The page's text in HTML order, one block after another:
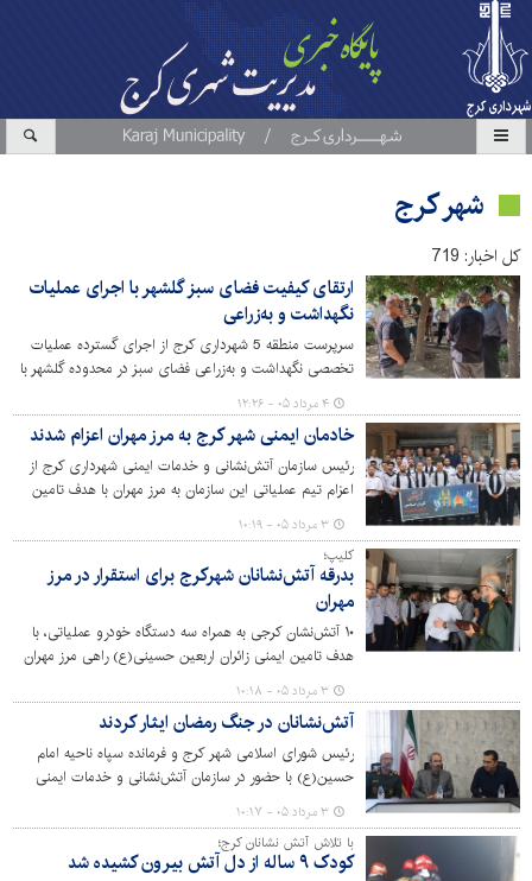
شهر کرج
کل اخبار: 719
ارتقای کیفیت فضای سبز گلشهر با اجرای عملیات
نگهداشت و به‌زراعی
سرپرست منطقه 5 شهرداری کرج از اجرای گسترده عملیات
تخصصی نگهداشت و به‌زراعی فضای سبز در محدوده گلشهر با
هدف ارتقای کیفیت محیط شهری و حفظ شادابی پوشش
گیاهی خبر داد.
۴ مرداد ۰۵ - ۱۲:۲۶
خادمان ایمنی شهر کرج به مرز مهران اعزام شدند
رئیس سازمان آتش‌نشانی و خدمات ایمنی شهرداری کرج از
اعزام تیم عملیاتی این سازمان به مرز مهران با هدف تامین
ایمنی زائران اربعین حسینی خبر داد.
۳ مرداد ۰۵ - ۱۰:۱۹
کلیپ؛
بدرقه آتش‌نشانان شهرکرج برای استقرار در مرز
مهران
۱۰ آتش‌نشان کرجی به همراه سه دستگاه خودرو عملیاتی، با
هدف تامین ایمنی زائران اربعین حسینی(ع) راهی مرز مهران
شدند. ۳ مرداد ۰۵ - ۱۰:۱۸
آتش‌نشانان در جنگ رمضان ایثار کردند
رئیس شورای اسلامی شهر کرج و فرمانده سپاه ناحیه امام
حسین(ع) با حضور در سازمان آتش‌نشانی و خدمات ایمنی
شهرداری کرج، از تلاش‌ها، ایثار و خدمات آتش‌نشانان و
کارکنان این سازمان در دوران جنگ رمضان تقدیر کردند.
۳ مرداد ۰۵ - ۱۰:۱۷
با تلاش آتش نشانان کرج؛
کودک ۹ ساله از دل آتش بیرون کشیده شد